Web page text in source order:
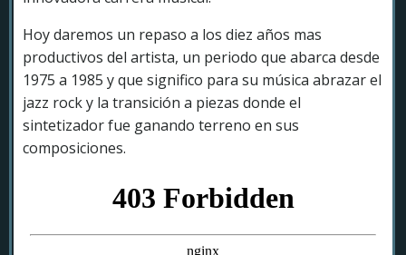
Hoy daremos un repaso a los diez años mas
productivos del artista, un periodo que abarca desde
1975 a 1985 y que significo para su música abrazar el
jazz rock y la transición a piezas donde el
sintetizador fue ganando terreno en sus
composiciones.